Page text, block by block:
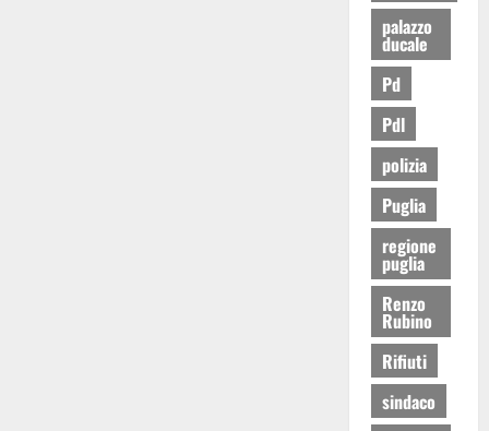
palazzo
ducale
Pd
Pdl
polizia
Puglia
regione
puglia
Renzo
Rubino
Rifiuti
sindaco